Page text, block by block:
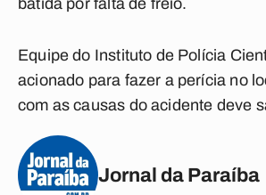
batida por falta de freio.
Equipe do Instituto de Polícia
acionado para fazer a perícia no
com as causas do acidente deve
Jornal da Paraíba